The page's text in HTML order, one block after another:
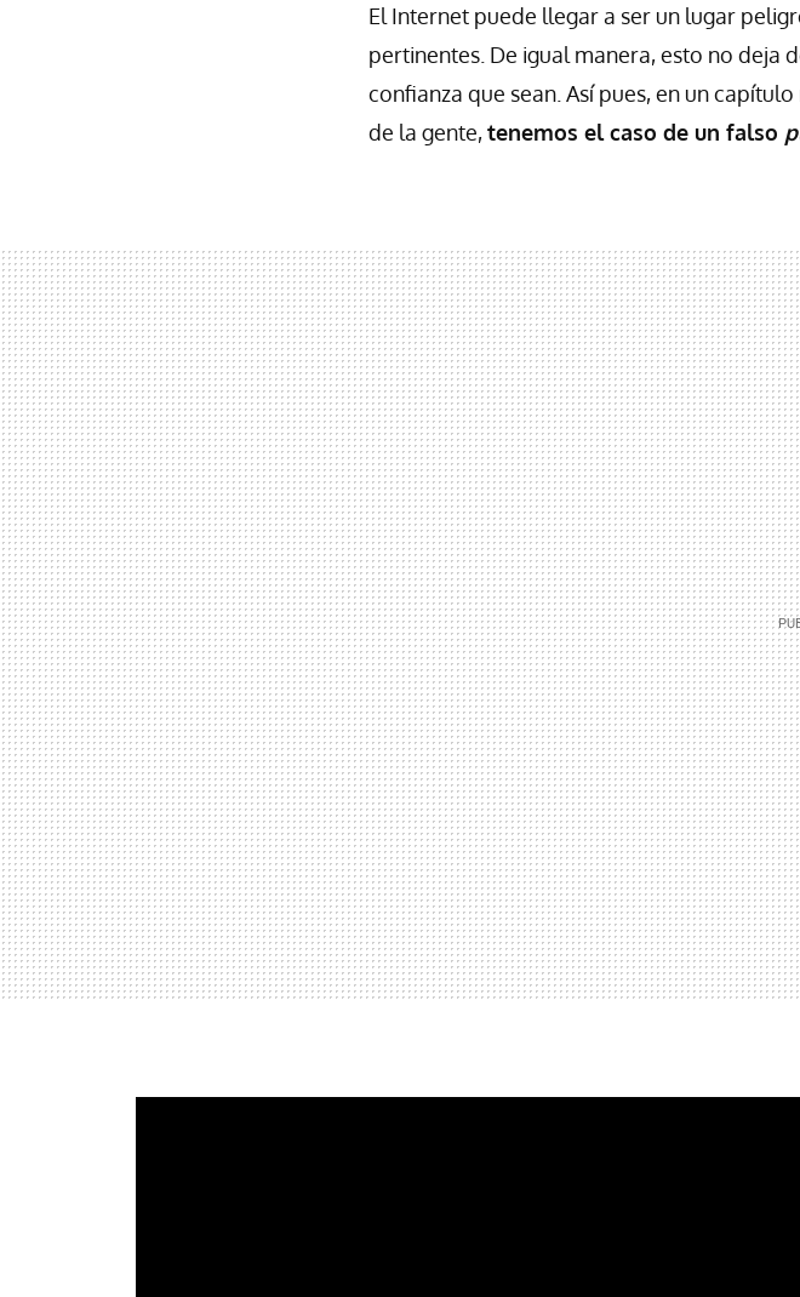
El Internet puede llegar a ser un lugar
pertinentes. De igual manera, esto no deja
confianza que sean. Así pues, en un
de la gente,tenemos el caso de un falso